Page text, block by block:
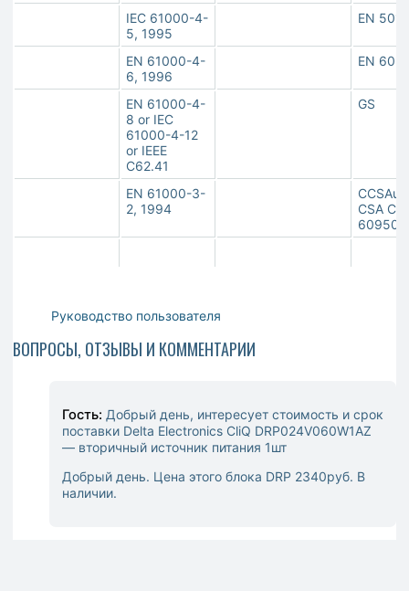
IEC 61000-4-
5, 1995
EN
EN 61000-4-
6, 1996
EN
EN 61000-4-
8 or IEC
61000-4-12
or IEEE
C62.41
GS
EN 61000-3-
2, 1994
CSA
60950-
Руководство пользователя
ВОПРОСЫ, ОТЗЫВЫ И КОММЕНТАРИИ
Гость: Добрый день, интересует стоимость и срок
поставки Delta Electronics CliQ DRP024V060W1AZ
— вторичный источник питания 1шт
Добрый день. Цена этого блока DRP 2340руб. В
наличии.